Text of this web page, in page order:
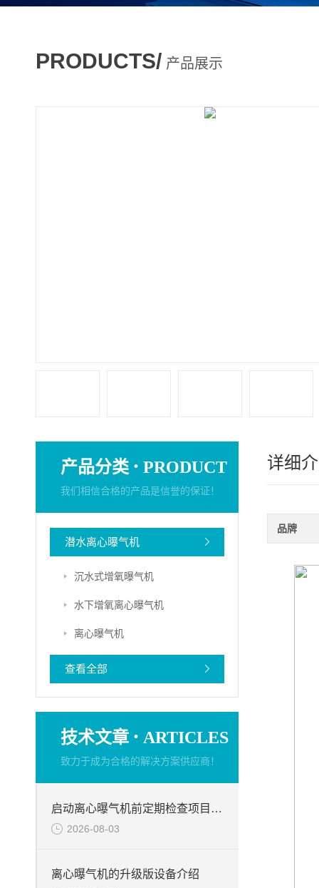
PRODUCTS/ 产品展示
产品分类 · PRODUCT
我们相信合格的产品是信誉的保证！
潜水离心曝气机
沉水式增氧曝气机
水下增氧离心曝气机
离心曝气机
查看全部
技术文章 · ARTICLES
致力于成为合格的解决方案供应商！
启动离心曝气机前定期检查项目分析
2026-08-03
离心曝气机的升级版设备介绍
详细
品牌